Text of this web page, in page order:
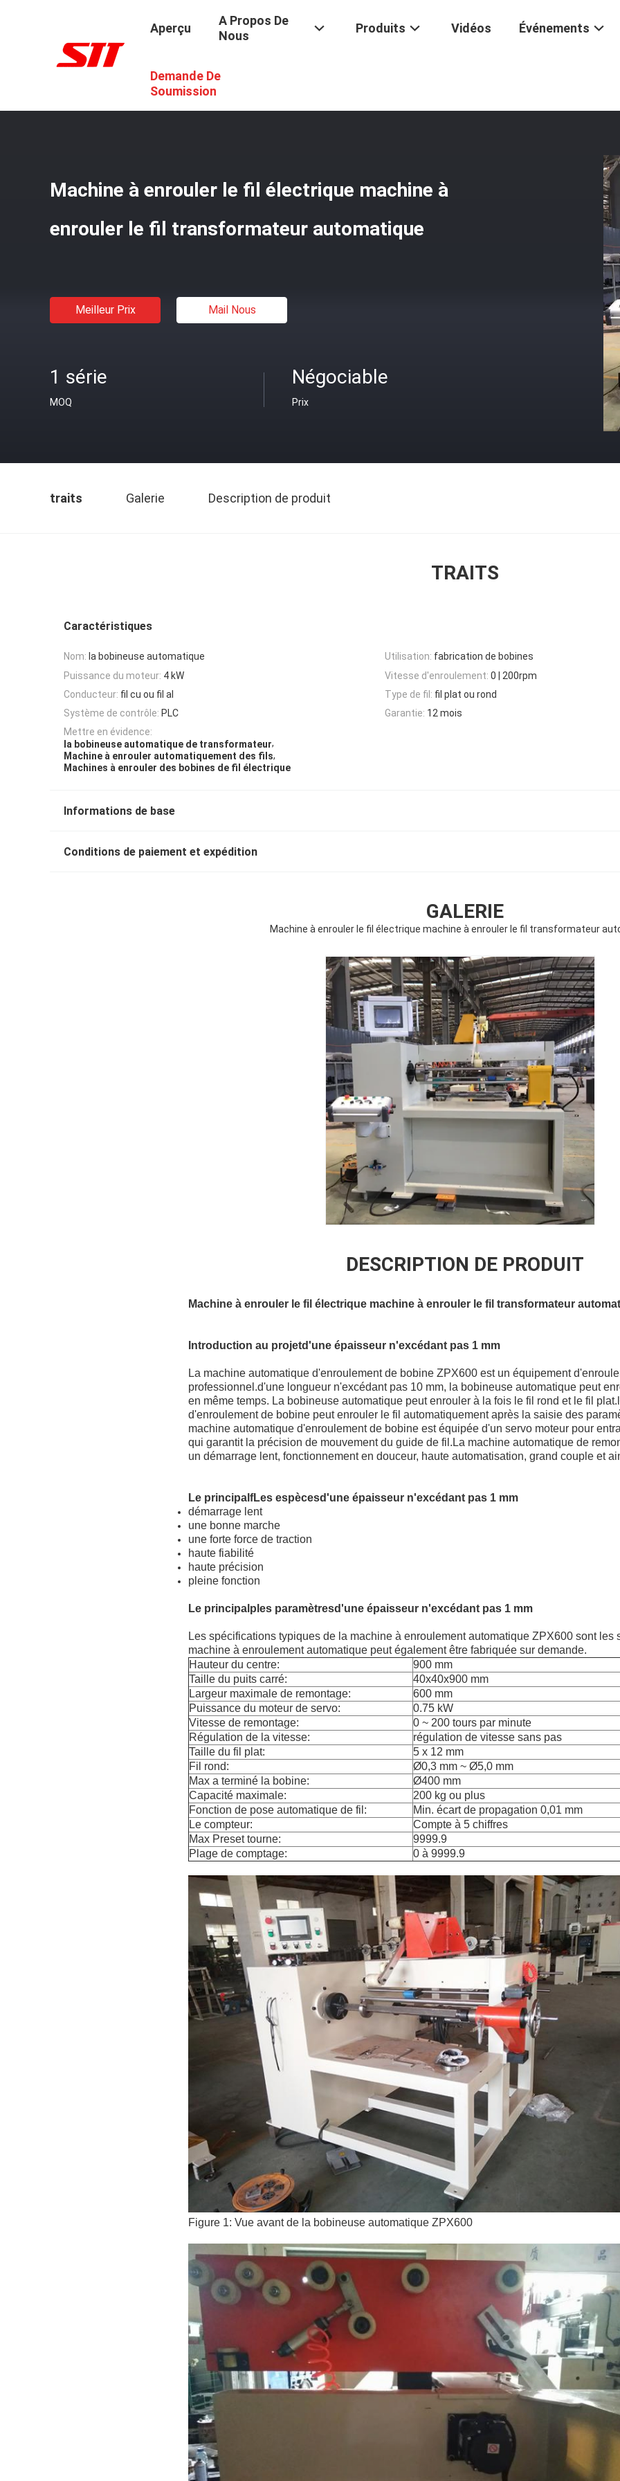
Aperçu
A Propos De
Nous
Produits Vidéos Événements
Demande De
Soumission
La Bobineuse Automatique
Machine à enrouler le fil électrique machine à
enrouler le fil transformateur automatique
Meilleur Prix Mail Nous
1 série
MOQ
Négociable
Prix
traits Galerie Description de produit
TRAITS
Caractéristiques
Nom: la bobineuse automatique Utilisation: fabrication de bobines
Puissance du moteur: 4 kW Vitesse d'enroulement: 0 | 200rpm
Conducteur: fil cu ou fil al Type de fil: fil plat ou rond
Système de contrôle: PLC Garantie: 12 mois
Mettre en évidence:
la bobineuse automatique de transformateur,
Machine à enrouler automatiquement des fils,
Machines à enrouler des bobines de fil électrique
Informations de base
Conditions de paiement et expédition
GALERIE
Machine à enrouler le fil électrique machine à enrouler le fil transformateur
DESCRIPTION DE PRODUIT
Machine à enrouler le fil électrique machine à enrouler le fil transformateur
Introduction au projetd'une épaisseur n'excédant pas 1 mm
La machine automatique d'enroulement de bobine ZPX600 est un équipement
professionnel.d'une longueur n'excédant pas 10 mm, la bobineuse automatique peut
en même temps. La bobineuse automatique peut enrouler à la fois le fil rond et le fil
d'enroulement de bobine peut enrouler le fil automatiquement après la saisie des
machine automatique d'enroulement de bobine est équipée d'un servo moteur pour
qui garantit la précision de mouvement du guide de fil.La machine automatique de
un démarrage lent, fonctionnement en douceur, haute automatisation, grand couple et
Le principal fLes espècesd'une épaisseur n'excédant pas 1 mm
démarrage lent
une bonne marche
une forte force de traction
haute fiabilité
haute précision
pleine fonction
Le principal p les paramètresd'une épaisseur n'excédant pas 1 mm
Les spécifications typiques de la machine à enroulement automatique ZPX600 sont les
machine à enroulement automatique peut également être fabriquée sur demande.
Hauteur du centre:
900 mm
Taille du puits carré:
40x40x900 mm
Largeur maximale de remontage:
600 mm
Puissance du moteur de servo:
0.75 kW
Vitesse de remontage:
0 ~ 200 tours par minute
Régulation de la vitesse:
régulation de vitesse sans pas
Taille du fil plat:
5 x 12 mm
Fil rond:
Ø0,3 mm ~ Ø5,0 mm
Max a terminé la bobine:
Ø400 mm
Capacité maximale:
200 kg ou plus
Fonction de pose automatique de fil:
Min. écart de propagation 0,01 mm
Le compteur:
Compte à 5 chiffres
Max Preset tourne:
9999.9
Plage de comptage:
0 à 9999.9
Figure 1: Vue avant de la bobineuse automatique ZPX600